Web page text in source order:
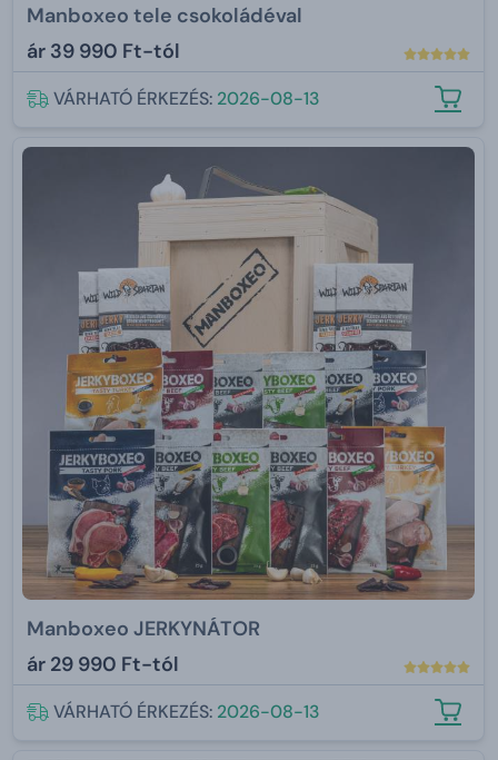
Manboxeo tele csokoládéval
ár 39 990 Ft-tól
VÁRHATÓ ÉRKEZÉS: 2026-08-13
Manboxeo JERKYNÁTOR
ár 29 990 Ft-tól
VÁRHATÓ ÉRKEZÉS: 2026-08-13